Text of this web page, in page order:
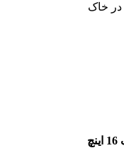
خاک